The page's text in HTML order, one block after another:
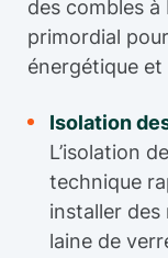
des combles
primordial
énergétique
Isolation
L’isolation
technique
installer des
laine de